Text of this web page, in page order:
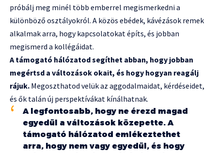
próbálj meg minél több emberrel megismerkedni a
különböző osztályokról. A közös ebédek, kávézások remek
alkalmak arra, hogy kapcsolatokat építs, és jobban
megismerd a kollégáidat.
A támogató hálózatod segíthet abban, hogy jobban
megértsd a változások okait, és hogy hogyan reagálj
rájuk. Megoszthatod velük az aggodalmaidat, kérdéseidet,
és ők talán új perspektívákat kínálhatnak.
A legfontosabb, hogy ne érezd magad
egyedül a változások közepette. A
támogató hálózatod emlékeztethet
arra, hogy nem vagy egyedül, és hogy